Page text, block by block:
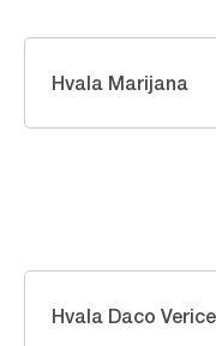
Hvala Marijana
Hvala Daco